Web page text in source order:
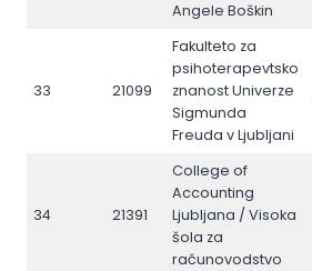
Angele Boškin
33 21099
Fakulteto za
psihoterapevtsko
znanost Univerze
Sigmunda
Freuda v Ljubljani
34 21391
College of
Accounting
Ljubljana / Visoka
šola za
računovodstvo